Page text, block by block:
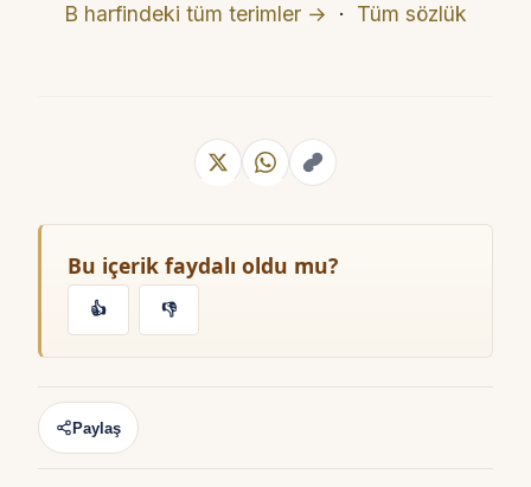
B harfindeki tüm terimler → · Tüm sözlük
Bu içerik faydalı oldu mu?
👍 👎
Paylaş